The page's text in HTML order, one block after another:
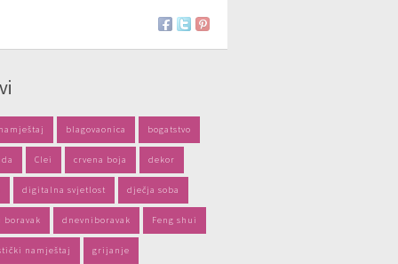
blagovaonica bogatstvo
Clei crvena boja dekor
digitalna svjetlost dječja soba
boravak dnevniboravak Feng shui
namještaj grijanje